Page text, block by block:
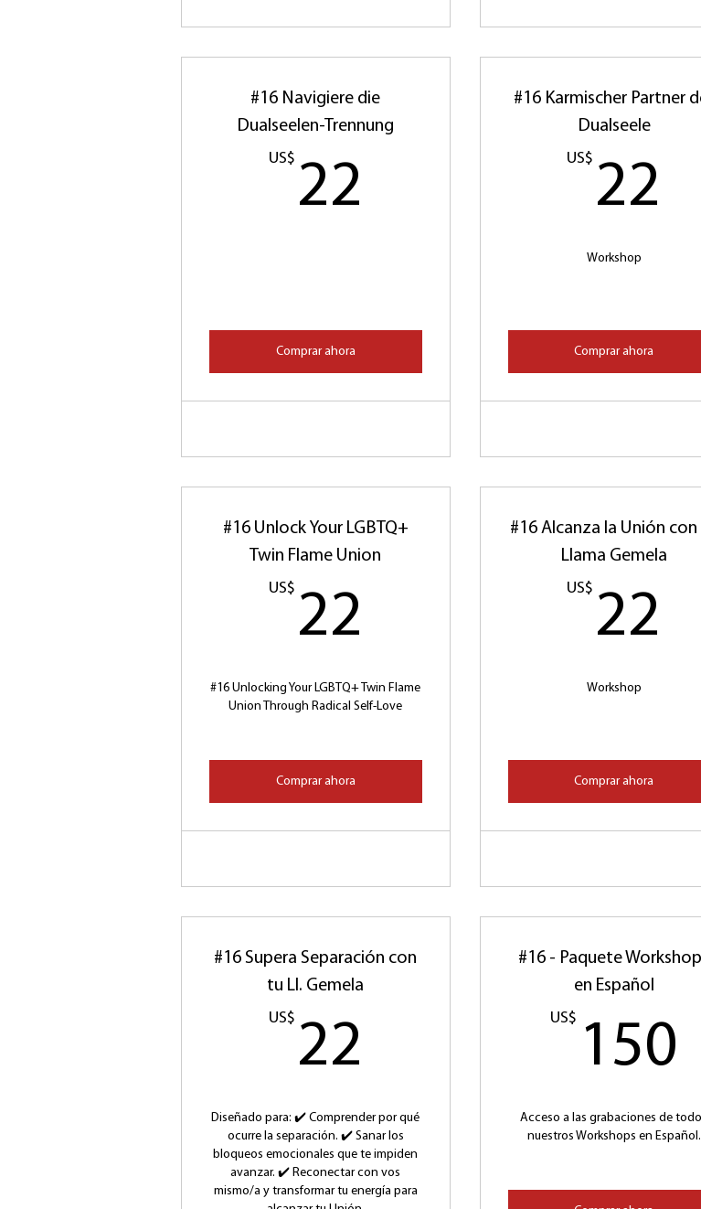
#16 Navigiere die
Dualseelen-Trennung
US$ 22
Comprar ahora
#16 Karmischer Partner
Dualseele
US$ 22
Workshop
Comprar ahora
#16 Unlock Your LGBTQ+
Twin Flame Union
US$ 22
#16 Unlocking Your LGBTQ+ Twin Flame
Union Through Radical Self-Love
Comprar ahora
#16 Alcanza la Unión
Llama Gemela
US$ 22
Workshop
Comprar ahora
#16 Supera Separación con
tu Ll. Gemela
US$ 22
Diseñado para: ✔️ Comprender por qué
ocurre la separación. ✔️ Sanar los
bloqueos emocionales que te impiden
avanzar. ✔️ Reconectar con vos
mismo/a y transformar tu energía para
#16 - Paquete
en Español
US$ 150
Acceso a las grabaciones de
nuestros Workshops en Español.